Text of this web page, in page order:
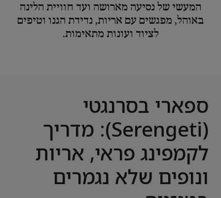
המעשי של נסיעה מארושה ועד חוויית הלינה
באוהל, מפגשים עם אריות, נדידת הגנו וטיפים
לציוד ועונות מתאימות.
ספארי בסרנגטי
(Serengeti): מדריך
לקמפינג פראי, אריות
ונופים שלא נגמרים